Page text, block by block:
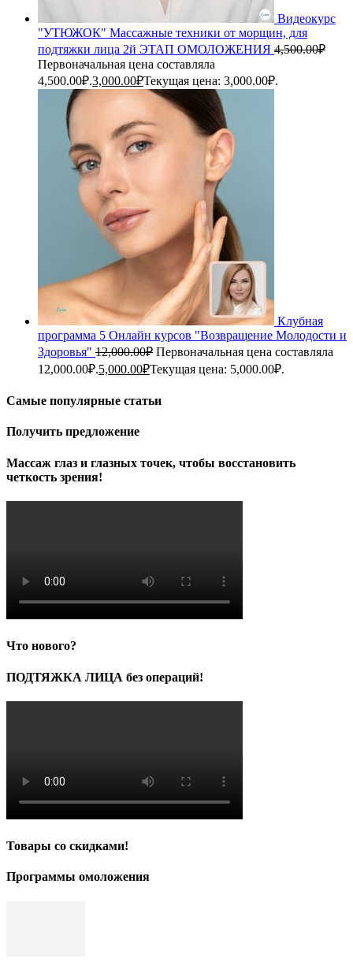
Видеокурс
"УТЮЖОК" Массажные техники от морщин, для
подтяжки лица 2й ЭТАП ОМОЛОЖЕНИЯ 4,500.00₽
Первоначальная цена составляла
4,500.00₽.3,000.00₽Текущая цена: 3,000.00₽.
Клубная
программа 5 Онлайн курсов "Возвращение Молодости и
Здоровья" 12,000.00₽ Первоначальная цена составляла
12,000.00₽.5,000.00₽Текущая цена: 5,000.00₽.
Самые популярные статьи
Получить предложение
Массаж глаз и глазных точек, чтобы восстановить
четкость зрения!
Что нового?
ПОДТЯЖКА ЛИЦА без операций!
Товары со скидками!
Программы омоложения